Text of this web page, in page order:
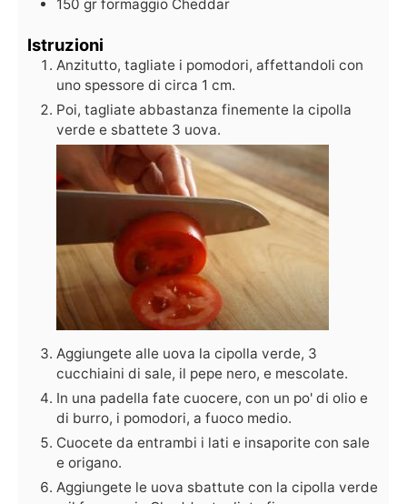
150 gr formaggio Cheddar
Istruzioni
Anzitutto, tagliate i pomodori, affettandoli con
uno spessore di circa 1 cm.
Poi, tagliate abbastanza finemente la cipolla
verde e sbattete 3 uova.
Aggiungete alle uova la cipolla verde, 3
cucchiaini di sale, il pepe nero, e mescolate.
In una padella fate cuocere, con un po' di olio e
di burro, i pomodori, a fuoco medio.
Cuocete da entrambi i lati e insaporite con sale
e origano.
Aggiungete le uova sbattute con la cipolla verde